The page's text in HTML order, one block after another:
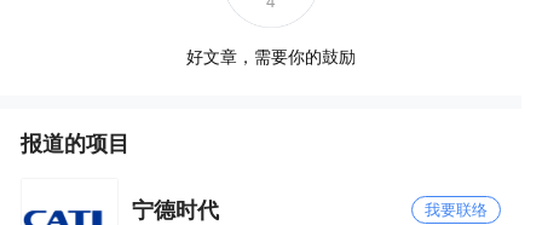
好文章，需要你的鼓励
报道的项目
宁德时代 我要联络